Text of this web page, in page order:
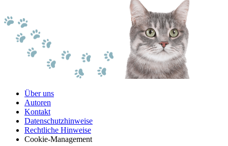
Über uns
Autoren
Kontakt
Datenschutzhinweise
Rechtliche Hinweise
Cookie-Management